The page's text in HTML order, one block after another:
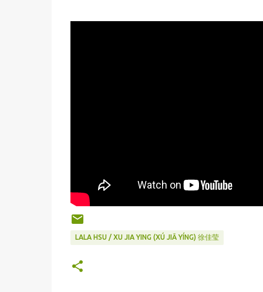
LALA HSU / XU JIA YING (XÚ JIĀ YÍNG) 徐佳莹